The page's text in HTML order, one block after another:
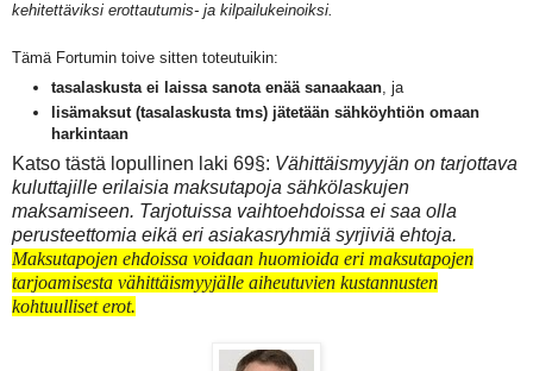
kehitettäviksi erottautumis- ja kilpailukeinoiksi.
Tämä Fortumin toive sitten toteutuikin:
tasalaskusta ei laissa sanota enää sanaakaan, ja
lisämaksut (tasalaskusta tms) jätetään sähköyhtiön omaan
harkintaan
Katso tästä lopullinen laki 69§: Vähittäismyyjän on tarjottava
kuluttajille erilaisia maksutapoja sähkölaskujen
maksamiseen. Tarjotuissa vaihtoehdoissa ei saa olla
perusteettomia eikä eri asiakasryhmiä syrjiviä ehtoja.
Maksutapojen ehdoissa voidaan huomioida eri maksutapojen
tarjoamisesta vähittäismyyjälle aiheutuvien kustannusten
kohtuulliset erot.